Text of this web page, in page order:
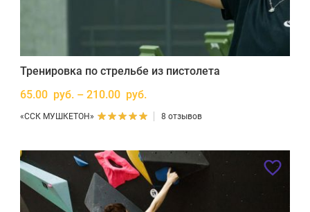
Тренировка по стрельбе из пистолета
65.00 руб. – 210.00 руб.
«ССК МУШКЕТОН» 8 отзывов